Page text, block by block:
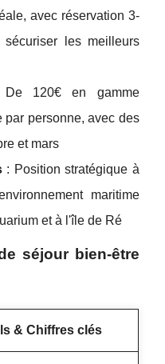
avec réservation 3-
les meilleurs
120€ en gamme
personne, avec des
et mars
: Position stratégique à
maritime
et à l'île de Ré
séjour bien-être
& Chiffres clés